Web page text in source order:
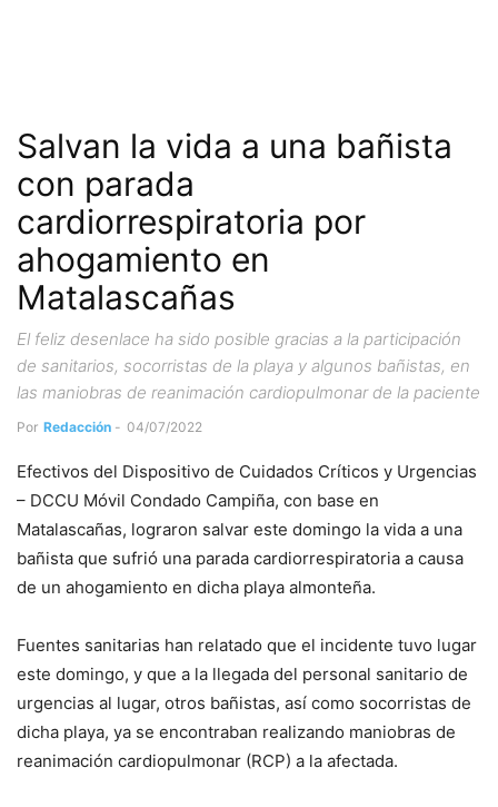
Salvan la vida a una bañista
con parada
cardiorrespiratoria por
ahogamiento en
Matalascañas
El feliz desenlace ha sido posible gracias a la participación
de sanitarios, socorristas de la playa y algunos bañistas, en
las maniobras de reanimación cardiopulmonar de la paciente
Por Redacción - 04/07/2022
Efectivos del Dispositivo de Cuidados Críticos y Urgencias
– DCCU Móvil Condado Campiña, con base en
Matalascañas, lograron salvar este domingo la vida a una
bañista que sufrió una parada cardiorrespiratoria a causa
de un ahogamiento en dicha playa almonteña.
Fuentes sanitarias han relatado que el incidente tuvo lugar
este domingo, y que a la llegada del personal sanitario de
urgencias al lugar, otros bañistas, así como socorristas de
dicha playa, ya se encontraban realizando maniobras de
reanimación cardiopulmonar (RCP) a la afectada.